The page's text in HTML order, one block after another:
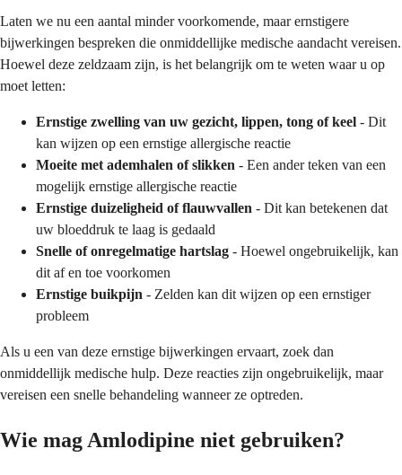
Laten we nu een aantal minder voorkomende, maar ernstigere
bijwerkingen bespreken die onmiddellijke medische aandacht vereisen.
Hoewel deze zeldzaam zijn, is het belangrijk om te weten waar u op
moet letten:
Ernstige zwelling van uw gezicht, lippen, tong of keel - Dit
kan wijzen op een ernstige allergische reactie
Moeite met ademhalen of slikken - Een ander teken van een
mogelijk ernstige allergische reactie
Ernstige duizeligheid of flauwvallen - Dit kan betekenen dat
uw bloeddruk te laag is gedaald
Snelle of onregelmatige hartslag - Hoewel ongebruikelijk, kan
dit af en toe voorkomen
Ernstige buikpijn - Zelden kan dit wijzen op een ernstiger
probleem
Als u een van deze ernstige bijwerkingen ervaart, zoek dan
onmiddellijk medische hulp. Deze reacties zijn ongebruikelijk, maar
vereisen een snelle behandeling wanneer ze optreden.
Wie mag Amlodipine niet gebruiken?